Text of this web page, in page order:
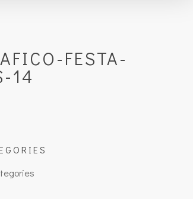
FESTA-
14